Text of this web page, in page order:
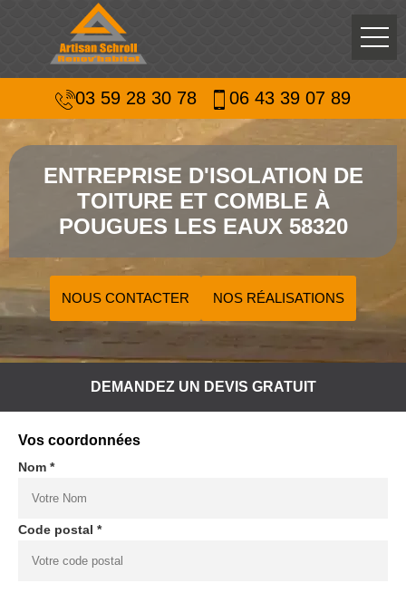
03 59 28 30 78 06 43 39 07 89
ENTREPRISE D'ISOLATION DE
TOITURE ET COMBLE À
POUGUES LES EAUX 58320
NOUS CONTACTER NOS RÉALISATIONS
DEMANDEZ UN DEVIS GRATUIT
Vos coordonnées
Nom *
Code postal *